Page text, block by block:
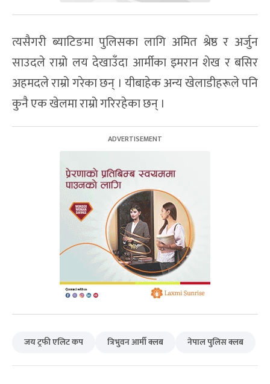
त्यसैगरी ब्याटिङमा पुलिसका लागि अमित श्रेष्ठ र अर्जुन
साउदले राम्रो लय देखाउँदा आर्मीका इमरान शेख र बसिर
अहमदले राम्रो गरेका छन् । यीबाहेक अन्य खेलाडीहरूले पनि
कुनै एक खेलमा राम्रो गरिरहेका छन् ।
जय ट्रफी एलिट कप त्रिभुवन आर्मी क्लब नेपाल पुलिस क्लब